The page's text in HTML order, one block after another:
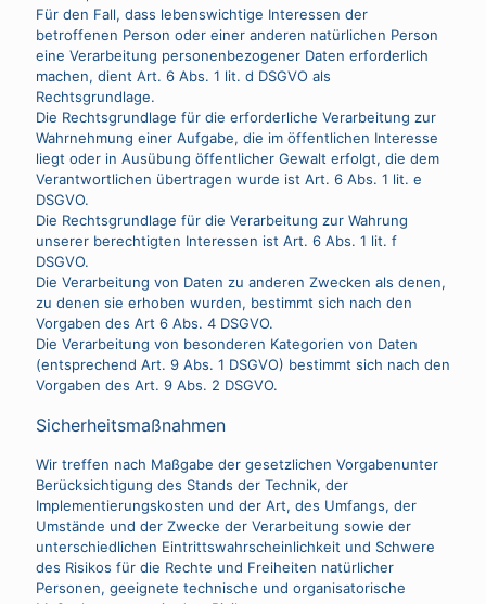
Für den Fall, dass lebenswichtige Interessen der
betroffenen Person oder einer anderen natürlichen Person
eine Verarbeitung personenbezogener Daten erforderlich
machen, dient Art. 6 Abs. 1 lit. d DSGVO als
Rechtsgrundlage.
Die Rechtsgrundlage für die erforderliche Verarbeitung zur
Wahrnehmung einer Aufgabe, die im öffentlichen Interesse
liegt oder in Ausübung öffentlicher Gewalt erfolgt, die dem
Verantwortlichen übertragen wurde ist Art. 6 Abs. 1 lit. e
DSGVO.
Die Rechtsgrundlage für die Verarbeitung zur Wahrung
unserer berechtigten Interessen ist Art. 6 Abs. 1 lit. f
DSGVO.
Die Verarbeitung von Daten zu anderen Zwecken als denen,
zu denen sie erhoben wurden, bestimmt sich nach den
Vorgaben des Art 6 Abs. 4 DSGVO.
Die Verarbeitung von besonderen Kategorien von Daten
(entsprechend Art. 9 Abs. 1 DSGVO) bestimmt sich nach den
Vorgaben des Art. 9 Abs. 2 DSGVO.
Sicherheitsmaßnahmen
Wir treffen nach Maßgabe der gesetzlichen Vorgabenunter
Berücksichtigung des Stands der Technik, der
Implementierungskosten und der Art, des Umfangs, der
Umstände und der Zwecke der Verarbeitung sowie der
unterschiedlichen Eintrittswahrscheinlichkeit und Schwere
des Risikos für die Rechte und Freiheiten natürlicher
Personen, geeignete technische und organisatorische